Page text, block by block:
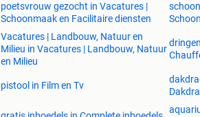
poetsvrouw gezocht in Vacatures |
Schoonmaak en Facilitaire diensten
Vacatures | Landbouw, Natuur en
Milieu in Vacatures | Landbouw, Natuur
en Milieu
pistool in Film en Tv